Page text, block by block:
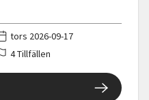
tors 2026-09-17
4 Tillfällen